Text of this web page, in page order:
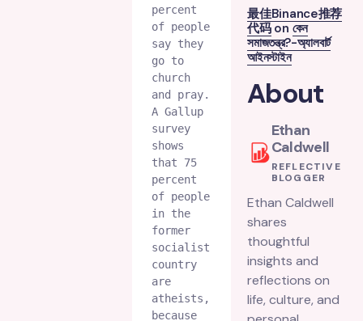
percent
of people
say they
go to
church
and pray.
A Gallup
survey
shows
that 75
percent
of people
in the
former
socialist
country
are
atheists,
because
最佳Binance推荐
代码on কেন
সমাজতন্ত্র?-অ্যালবার্ট
আইনস্টাইন
About
Ethan
Caldwell
REFLECTIVE
BLOGGER
Ethan Caldwell
shares
thoughtful
insights and
reflections on
life, culture, and